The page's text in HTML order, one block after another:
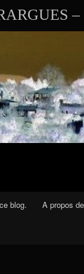
blog. A propos